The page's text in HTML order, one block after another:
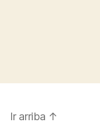
Ir arriba ↑